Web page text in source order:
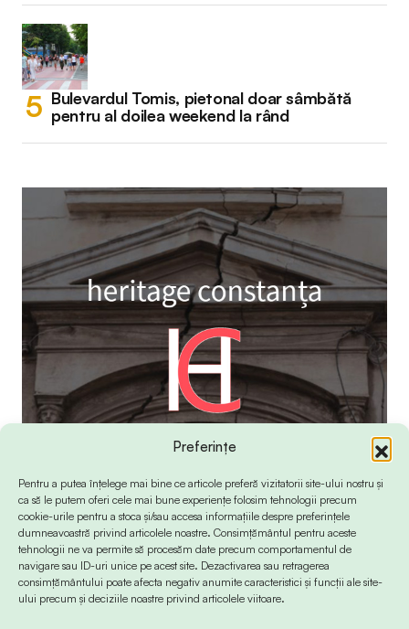
Preferințe
Pentru a putea înțelege mai bine ce articole preferă vizitatorii site-ului nostru și
ca să le putem oferi cele mai bune experiențe folosim tehnologii precum
cookie-urile pentru a stoca și/sau accesa informațiile despre preferințele
dumneavoastră privind articolele noastre. Consimțământul pentru aceste
tehnologii ne va permite să procesăm date precum comportamentul de
navigare sau ID-uri unice pe acest site. Dezactivarea sau retragerea
consimțământului poate afecta negativ anumite caracteristici și funcții ale site-
ului precum și deciziile noastre privind articolele viitoare.
Bulevardul Tomis, pietonal doar sâmbătă
pentru al doilea weekend la rând